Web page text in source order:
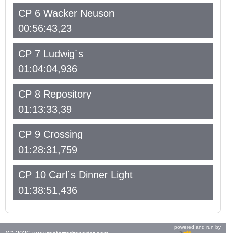
CP 6 Wacker Neuson
00:56:43,23
CP 7 Ludwig´s
01:04:04,936
CP 8 Repository
01:13:33,39
CP 9 Crossing
01:28:31,759
CP 10 Carl´s Dinner Light
01:38:51,436
powered and run by